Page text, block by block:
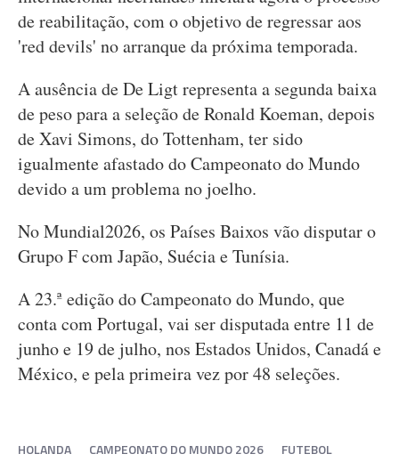
de reabilitação, com o objetivo de regressar aos
'red devils' no arranque da próxima temporada.
A ausência de De Ligt representa a segunda baixa
de peso para a seleção de Ronald Koeman, depois
de Xavi Simons, do Tottenham, ter sido
igualmente afastado do Campeonato do Mundo
devido a um problema no joelho.
No Mundial2026, os Países Baixos vão disputar o
Grupo F com Japão, Suécia e Tunísia.
A 23.ª edição do Campeonato do Mundo, que
conta com Portugal, vai ser disputada entre 11 de
junho e 19 de julho, nos Estados Unidos, Canadá e
México, e pela primeira vez por 48 seleções.
HOLANDA CAMPEONATO DO MUNDO 2026
FUTEBOL